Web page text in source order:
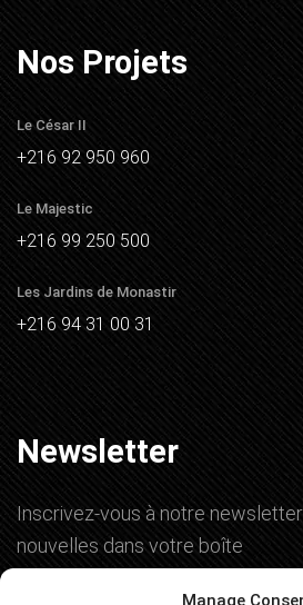
Manage
Nos Projets
Le César II
+216 92 950 960
Le Majestic
+216 99 250 500
Les Jardins de Monastir
+216 94 31 00 31
Newsletter
Inscrivez-vous à notre
nouvelles dans votre boîte